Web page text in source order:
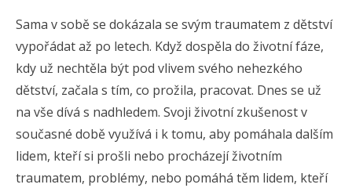
Sama v sobě se dokázala se svým traumatem z dětství
vypořádat až po letech. Když dospěla do životní fáze,
kdy už nechtěla být pod vlivem svého nehezkého
dětství, začala s tím, co prožila, pracovat. Dnes se už
na vše dívá s nadhledem. Svoji životní zkušenost v
současné době využívá i k tomu, aby pomáhala dalším
lidem, kteří si prošli nebo procházejí životním
traumatem, problémy, nebo pomáhá těm lidem, kteří